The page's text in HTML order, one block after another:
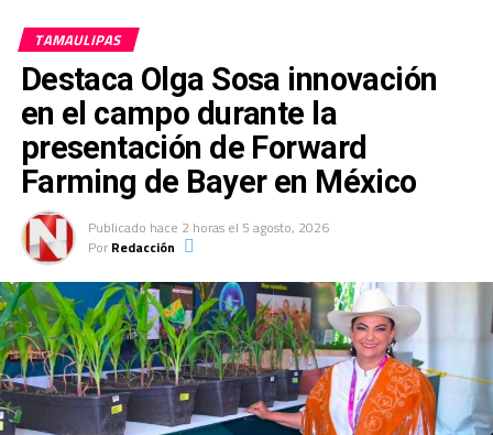
TAMAULIPAS
Destaca Olga Sosa innovación
en el campo durante la
presentación de Forward
Farming de Bayer en México
Publicado hace 2 horas el 5 agosto, 2026
Por Redacción